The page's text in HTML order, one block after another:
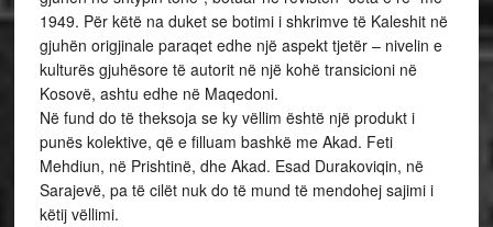
1949. Për këtë na duket se botimi i shkrimve të Kaleshit në
gjuhën origjinale paraqet edhe një aspekt tjetër – nivelin e
kulturës gjuhësore të autorit në një kohë transicioni në
Kosovë, ashtu edhe në Maqedoni.
Në fund do të theksoja se ky vëllim është një produkt i
punës kolektive, që e filluam bashkë me Akad. Feti
Mehdiun, në Prishtinë, dhe Akad. Esad Durakoviqin, në
Sarajevë, pa të cilët nuk do të mund të mendohej sajimi i
këtij vëllimi.